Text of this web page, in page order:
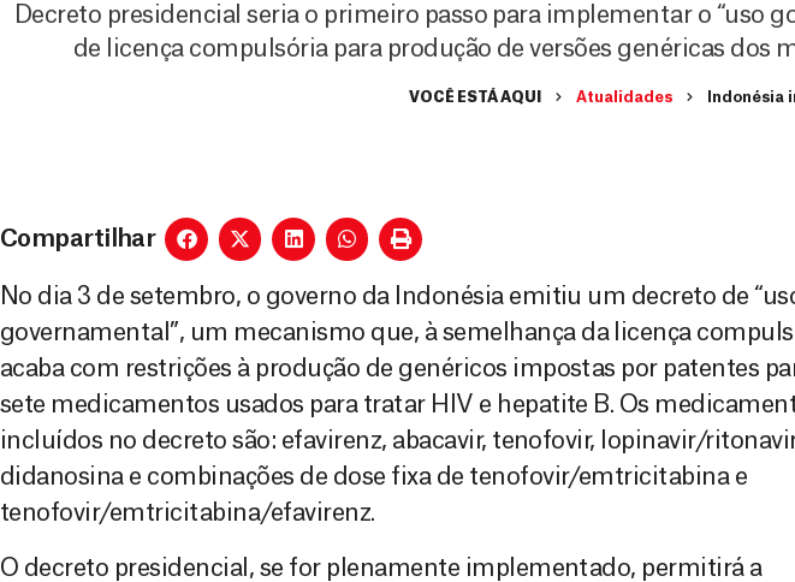
Decreto presidencial seria o primeiro passo para implementar o “uso
de licença compulsória para produção de versões genéricas dos
VOCÊ ESTÁ AQUI Atualidades Indonésia
Compartilhar
No dia 3 de setembro, o governo da Indonésia emitiu um decreto de
governamental”, um mecanismo que, à semelhança da licença
acaba com restrições à produção de genéricos impostas por patentes
sete medicamentos usados para tratar HIV e hepatite B. Os
incluídos no decreto são: efavirenz, abacavir, tenofovir, lopinavir/
didanosina e combinações de dose fixa de tenofovir/emtricitabina e
tenofovir/emtricitabina/efavirenz.
O decreto presidencial, se for plenamente implementado, permitirá a